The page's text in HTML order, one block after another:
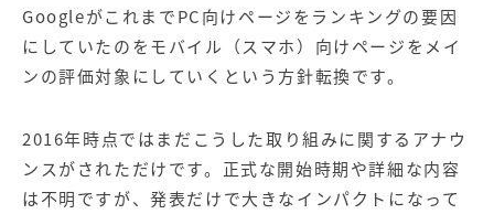
GoogleがこれまでPC向けページをランキングの要因
にしていたのをモバイル（スマホ）向けページをメイ
ンの評価対象にしていくという方針転換です。
2016年時点ではまだこうした取り組みに関するアナウ
ンスがされただけです。正式な開始時期や詳細な内容
は不明ですが、発表だけで大きなインパクトになって